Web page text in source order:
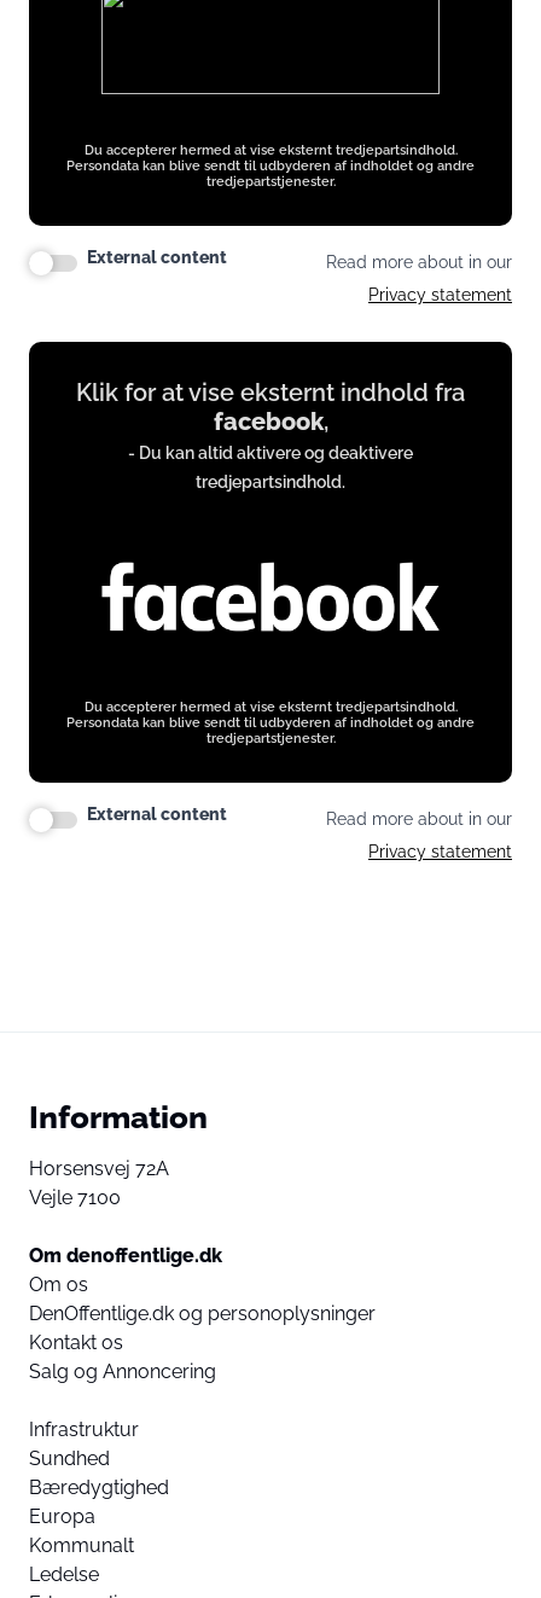
Du accepterer hermed at vise eksternt tredjepartsindhold.
Persondata kan blive sendt til udbyderen af indholdet og andre
tredjepartstjenester.
External content
Read more about in our
Privacy statement
Display
content
www.facebook.com
Klik for at vise eksternt indhold fra
facebook,
- Du kan altid aktivere og deaktivere
tredjepartsindhold.
Du accepterer hermed at vise eksternt tredjepartsindhold.
Persondata kan blive sendt til udbyderen af indholdet og andre
tredjepartstjenester.
External content
Read more about in our
Privacy statement
Information
Horsensvej 72A
Vejle 7100
Om denoffentlige.dk
Om os
DenOffentlige.dk og personoplysninger
Kontakt os
Salg og Annoncering
Infrastruktur
Sundhed
Bæredygtighed
Europa
Kommunalt
Ledelse